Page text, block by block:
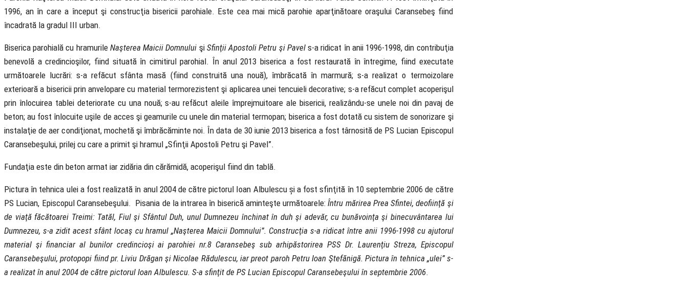
1996, an în care a început şi construcţia bisericii parohiale. Este cea mai mică parohie aparţinătoare oraşului Caransebeş fiind
încadrată la gradul III urban.
Biserica parohială cu hramurile Naşterea Maicii Domnului şi Sfinţii Apostoli Petru şi Pavels-a ridicat în anii 1996-1998, din contribuţia
benevolă a credincioşilor, fiind situată în cimitirul parohial. În anul 2013 biserica a fost restaurată în întregime, fiind executate
următoarele lucrări: s-a refăcut sfânta masă (fiind construită una nouă), îmbrăcată în marmură; s-a realizat o termoizolare
exterioară a bisericii prin anvelopare cu material termorezistent şi aplicarea unei tencuieli decorative; s-a refăcut complet acoperişul
prin înlocuirea tablei deteriorate cu una nouă; s-au refăcut aleile împrejmuitoare ale bisericii, realizându-se unele noi din pavaj de
beton; au fost înlocuite uşile de acces şi geamurile cu unele din material termopan; biserica a fost dotată cu sistem de sonorizare şi
instalaţie de aer condiţionat, mochetă şi îmbrăcăminte noi. În data de 30 iunie 2013 biserica a fost târnosită de PS Lucian Episcopul
Caransebeşului, prilej cu care a primit şi hramul „Sfinţii Apostoli Petru şi Pavel”.
Fundaţia este din beton armat iar zidăria din cărămidă, acoperişul fiind din tablă.
Pictura în tehnica ulei a fost realizată în anul 2004 de către pictorul Ioan Albulescu și a fost sfinţită în 10 septembrie 2006 de către
PS Lucian, Episcopul Caransebeşului. Pisania de la intrarea în biserică aminteşte următoarele:Întru mărirea Prea Sfintei, deofiinţă şi
de viaţă făcătoarei Treimi: Tatăl, Fiul şi Sfântul Duh, unul Dumnezeu închinat în duh şi adevăr, cu bunăvoinţa şi binecuvântarea lui
Dumnezeu, s-a zidit acest sfânt locaş cu hramul „Naşterea Maicii Domnului”. Construcţia s-a ridicat între anii 1996-1998 cu ajutorul
material şi financiar al bunilor credincioşi ai parohiei nr.8 Caransebeş sub arhipăstorirea PSS Dr. Laurenţiu Streza, Episcopul
Caransebeşului, protopopi fiind pr. Liviu Drăgan şi Nicolae Rădulescu, iar preot paroh Petru Ioan Ştefănigă. Pictura în tehnica „ulei” s-
a realizat în anul 2004 de către pictorul Ioan Albulescu. S-a sfinţit de PS Lucian Episcopul Caransebeşului în septembrie 2006.